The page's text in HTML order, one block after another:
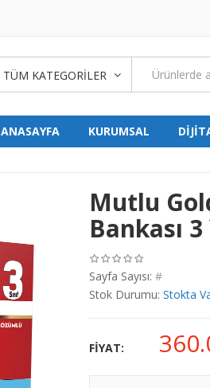
TÜM KATEGORILER
ANASAYFA KURUMSAL
Mutlu
Bankası
Sayfa Sayısı: #
Stok Durumu: Stokta
FIYAT: